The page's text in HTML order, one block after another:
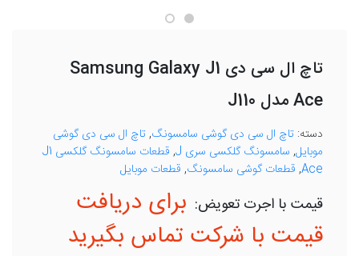
تاچ ال سی دی Samsung Galaxy J1
Ace مدل J110
دسته: تاچ ال سی دی گوشی سامسونگ, تاچ ال سی دی گوشی
موبایل, سامسونگ گلکسی سری J ,
قطعات سامسونگ گلکسی J1
Ace
, قطعات گوشی سامسونگ, قطعات موبایل
برای دریافت
قیمت با شرکت تماس بگیرید